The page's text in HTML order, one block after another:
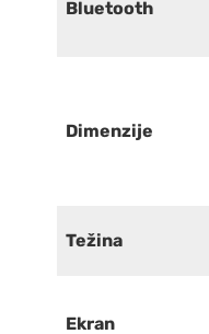
Bluetooth
Dimenzije
Težina
Ekran